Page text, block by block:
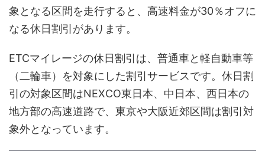
象となる区間を走行すると、高速料金が30％オフに
なる休日割引があります。
ETCマイレージの休日割引は、普通車と軽自動車等
（二輪車）を対象にした割引サービスです。休日割
引の対象区間はNEXCO東日本、中日本、西日本の
地方部の高速道路で、東京や大阪近郊区間は割引対
象外となっています。